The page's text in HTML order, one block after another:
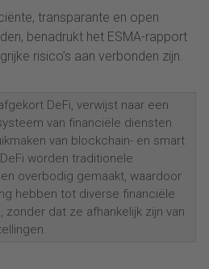
transparante en open
benadrukt het ESMA-rapport
risico’s aan verbonden zijn.
DeFi, verwijst naar een
van financiële diensten
van blockchain- en smart
worden traditionele
overbodig gemaakt, waardoor
hebben tot diverse financiële
zonder dat ze afhankelijk zijn van